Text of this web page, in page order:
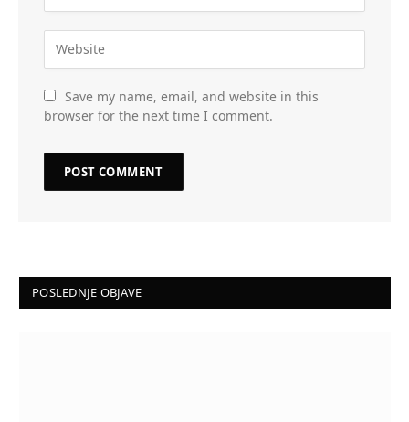
Save my name, email, and website in this
browser for the next time I comment.
POSLEDNJE OBJAVE